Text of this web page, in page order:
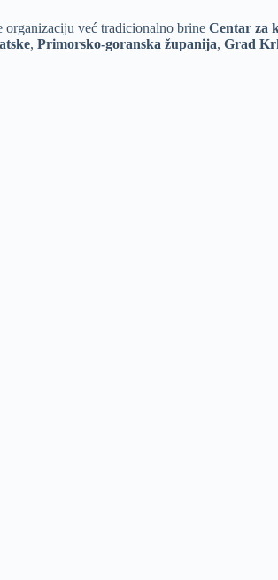
već tradicionalno brine Centar za
, Primorsko-goranska županija, Grad